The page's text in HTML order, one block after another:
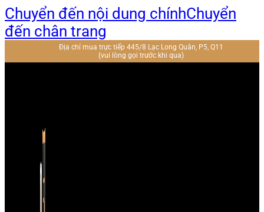
Chuyển đến nội dung chínhChuyển
đến chân trang
Địa chỉ mua trực tiếp 445/8 Lạc Long Quân, P5, Q11
(vui lòng gọi trước khi qua)